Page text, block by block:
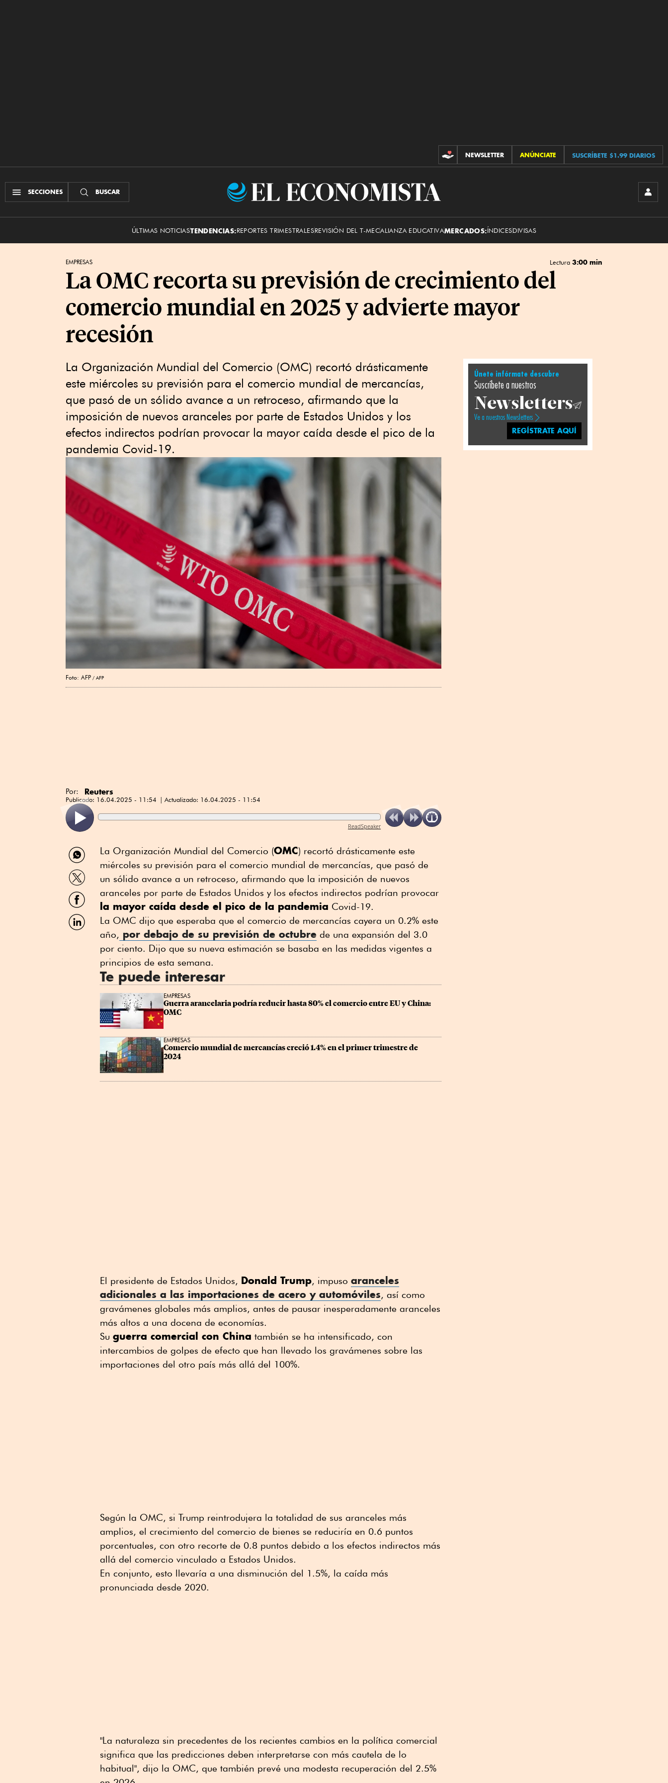
CONTRIBUCIONES
NEWSLETTER ANÚNCIATE SUSCRÍBETE $1.99 DIARIOS
SECCIONES BUSCAR
El
ÚLTIMAS NOTICIASTENDENCIAS:REPORTES TRIMESTRALESREVISIÓN DEL T-MECALIANZA EDUCATIVAMERCADOS:ÍNDICESDIVISAS
EMPRESAS Lectura 3:00 min
La OMC recorta su previsión de crecimiento del
comercio mundial en 2025 y advierte mayor
recesión
La Organización Mundial del Comercio (OMC) recortó drásticamente
este miércoles su previsión para el comercio mundial de mercancías,
que pasó de un sólido avance a un retroceso, afirmando que la
imposición de nuevos aranceles por parte de Estados Unidos y los
efectos indirectos podrían provocar la mayor caída desde el pico de la
pandemia Covid-19.
Foto: AFP AFP
Por: Reuters
Publicado: 16.04.2025 - 11:54 Actualizado: 16.04.2025 - 11:54
ReadSpeaker
Compartir
por
WhatsApp
Compartir
por
Twitter
Compartir
por
Facebook
Compartir
por
La Organización Mundial del Comercio (OMC) recortó drásticamente este
miércoles su previsión para el comercio mundial de mercancías, que pasó de
un sólido avance a un retroceso, afirmando que la imposición de nuevos
aranceles por parte de Estados Unidos y los efectos indirectos podrían provocar
la mayor caída desde el pico de la pandemia Covid-19.
La OMC dijo que esperaba que el comercio de mercancías cayera un 0.2% este
año, por debajo de su previsión de octubre de una expansión del 3.0
por ciento. Dijo que su nueva estimación se basaba en las medidas vigentes a
principios de esta semana.
Te puede interesar
EMPRESAS
Guerra arancelaria podría reducir hasta 80% el comercio entre EU y China:
OMC
EMPRESAS
Comercio mundial de mercancías creció 1.4% en el primer trimestre de
2024
El presidente de Estados Unidos, Donald Trump, impuso aranceles
adicionales a las importaciones de acero y automóviles, así como
gravámenes globales más amplios, antes de pausar inesperadamente aranceles
más altos a una docena de economías.
Su guerra comercial con China también se ha intensificado, con
intercambios de golpes de efecto que han llevado los gravámenes sobre las
importaciones del otro país más allá del 100%.
Según la OMC, si Trump reintrodujera la totalidad de sus aranceles más
amplios, el crecimiento del comercio de bienes se reduciría en 0.6 puntos
porcentuales, con otro recorte de 0.8 puntos debido a los efectos indirectos más
allá del comercio vinculado a Estados Unidos.
En conjunto, esto llevaría a una disminución del 1.5%, la caída más
pronunciada desde 2020.
"La naturaleza sin precedentes de los recientes cambios en la política comercial
significa que las predicciones deben interpretarse con más cautela de lo
habitual", dijo la OMC, que también prevé una modesta recuperación del 2.5%
Únete infórmate descubre
Suscríbete a nuestros
Newsletters
Ve a nuestros Newsletters
REGÍSTRATE AQUÍ